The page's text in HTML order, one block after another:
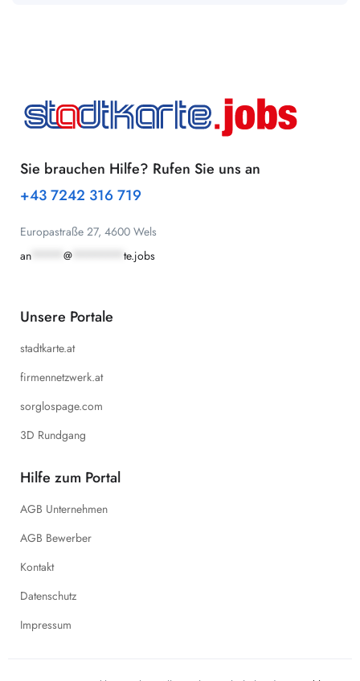
Sie brauchen Hilfe? Rufen Sie uns an
+43 7242 316 719
Europastraße 27, 4600 Wels
an
@ te.jobs
Unsere Portale
stadtkarte.at
firmennetzwerk.at
sorglospage.com
3D Rundgang
Hilfe zum Portal
AGB Unternehmen
AGB Bewerber
Kontakt
Datenschutz
Impressum